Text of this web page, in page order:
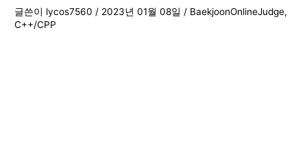
글쓴이 lycos7560/ 2023년 01월 08일/ BaekjoonOnlineJudge,
C++/CPP